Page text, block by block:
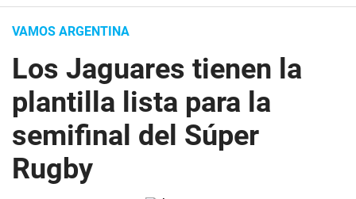
VAMOS ARGENTINA
Los Jaguares tienen la
plantilla lista para la
semifinal del Súper
Rugby